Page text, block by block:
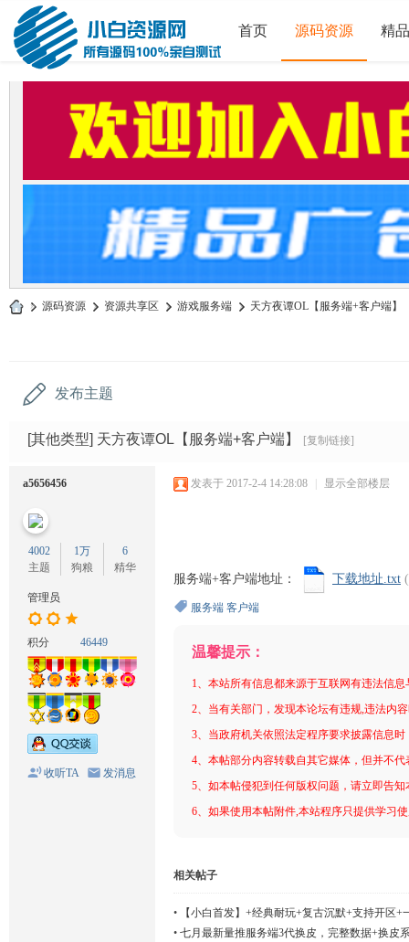
首页 源码资源 精
» 源码资源 › 资源共享区 › 游戏服务端 › 天方夜谭OL【服务端+客户端】
发布主题
[其他类型] 天方夜谭OL【服务端+客户端】 [复制链接]
a5656456
4002
主题
1万
狗粮
6
精华
管理员
积分 46449
收听TA 发消息
发表于 2017-2-4 14:28:08 | 显示全部楼层
服务端+客户端地址： 下载地址.txt
服务端 客户端
温馨提示：
1、本站所有信息都来源于互联网有违法信
2、当有关部门，发现本论坛有违规,违法内
3、当政府机关依照法定程序要求披露信息
4、本帖部分内容转载自其它媒体，但并不
5、如本帖侵犯到任何版权问题，请立即告
6、如果使用本帖附件,本站程序只提供学习
相关帖子
•
【小白首发】+经典耐玩+复古沉默+支持开区+
• 七月最新量推服务端3代换皮，完整数据+换皮